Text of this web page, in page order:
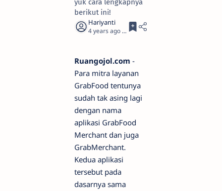
yuk cara lengkapnya
berikut ini!
4 years ago 3
Ruangojol.com -
Para mitra layanan
GrabFood tentunya
sudah tak asing lagi
dengan nama
aplikasi GrabFood
Merchant dan juga
GrabMerchant.
Kedua aplikasi
tersebut pada
dasarnya sama